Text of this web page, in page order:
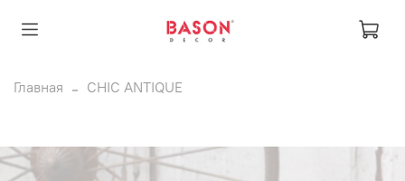
Главная CHIC ANTIQUE